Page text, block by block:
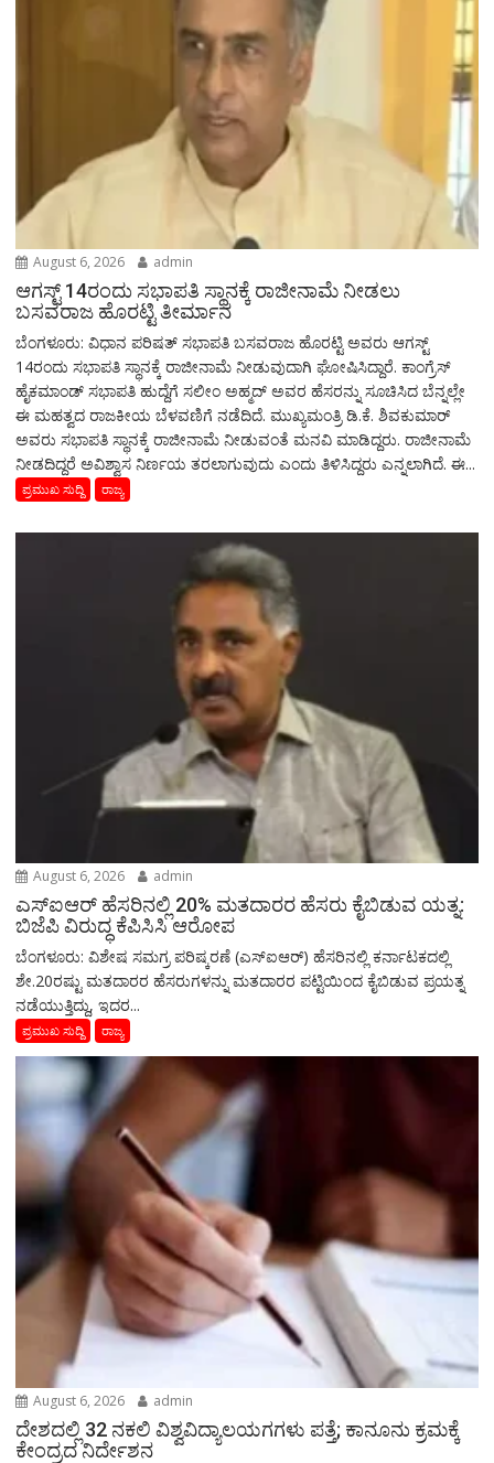
August 6, 2026 admin
ಆಗಸ್ಟ್‌ 14ರಂದು ಸಭಾಪತಿ ಸ್ಥಾನಕ್ಕೆ ರಾಜೀನಾಮೆ ನೀಡಲು
ಬಸವರಾಜ ಹೊರಟ್ಟಿ ತೀರ್ಮಾನ
ಬೆಂಗಳೂರು: ವಿಧಾನ ಪರಿಷತ್ ಸಭಾಪತಿ ಬಸವರಾಜ ಹೊರಟ್ಟಿ ಅವರು ಆಗಸ್ಟ್‌
14ರಂದು ಸಭಾಪತಿ ಸ್ಥಾನಕ್ಕೆ ರಾಜೀನಾಮೆ ನೀಡುವುದಾಗಿ ಘೋಷಿಸಿದ್ದಾರೆ. ಕಾಂಗ್ರೆಸ್
ಹೈಕಮಾಂಡ್ ಸಭಾಪತಿ ಹುದ್ದೆಗೆ ಸಲೀಂ ಅಹ್ಮದ್ ಅವರ ಹೆಸರನ್ನು ಸೂಚಿಸಿದ ಬೆನ್ನಲ್ಲೇ
ಈ ಮಹತ್ವದ ರಾಜಕೀಯ ಬೆಳವಣಿಗೆ ನಡೆದಿದೆ. ಮುಖ್ಯಮಂತ್ರಿ ಡಿ.ಕೆ. ಶಿವಕುಮಾರ್
ಅವರು ಸಭಾಪತಿ ಸ್ಥಾನಕ್ಕೆ ರಾಜೀನಾಮೆ ನೀಡುವಂತೆ ಮನವಿ ಮಾಡಿದ್ದರು. ರಾಜೀನಾಮೆ
ನೀಡದಿದ್ದರೆ ಅವಿಶ್ವಾಸ ನಿರ್ಣಯ ತರಲಾಗುವುದು ಎಂದು ತಿಳಿಸಿದ್ದರು ಎನ್ನಲಾಗಿದೆ. ಈ...
ಪ್ರಮುಖ ಸುದ್ದಿ ರಾಜ್ಯ
August 6, 2026 admin
ಎಸ್‌ಐಆರ್‌ ಹೆಸರಿನಲ್ಲಿ 20% ಮತದಾರರ ಹೆಸರು ಕೈಬಿಡುವ ಯತ್ನ:
ಬಿಜೆಪಿ ವಿರುದ್ಧ ಕೆಪಿಸಿಸಿ ಆರೋಪ
ಬೆಂಗಳೂರು: ವಿಶೇಷ ಸಮಗ್ರ ಪರಿಷ್ಕರಣೆ (ಎಸ್‌ಐಆರ್‌) ಹೆಸರಿನಲ್ಲಿ ಕರ್ನಾಟಕದಲ್ಲಿ
ಶೇ.20ರಷ್ಟು ಮತದಾರರ ಹೆಸರುಗಳನ್ನು ಮತದಾರರ ಪಟ್ಟಿಯಿಂದ ಕೈಬಿಡುವ ಪ್ರಯತ್ನ
ನಡೆಯುತ್ತಿದ್ದು, ಇದರ...
ಪ್ರಮುಖ ಸುದ್ದಿ ರಾಜ್ಯ
August 6, 2026 admin
ದೇಶದಲ್ಲಿ 32 ನಕಲಿ ವಿಶ್ವವಿದ್ಯಾಲಯಗಗಳು ಪತ್ತೆ; ಕಾನೂನು ಕ್ರಮಕ್ಕೆ
ಕೇಂದ್ರದ ನಿರ್ದೇಶನ